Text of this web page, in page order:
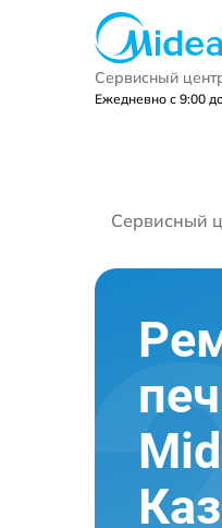
Сервисный
Ежедневно с 9:00
Сервисный